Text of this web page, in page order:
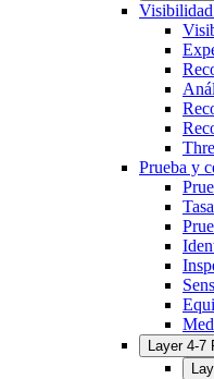
Visibilidad
Prueba y
Layer 4-7